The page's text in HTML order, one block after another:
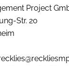
Project
Str. 20